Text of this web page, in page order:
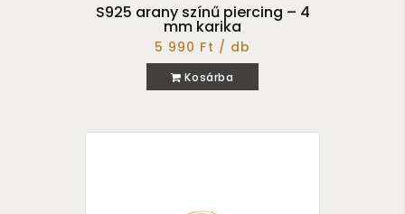
S925 arany színű piercing – 4
mm karika
5 990 Ft / db
Kosárba